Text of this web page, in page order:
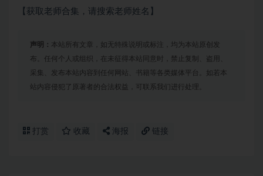
【获取老师合集，请搜索老师姓名】
声明： 本站所有文章，如无特殊说明或标注，均为本站原创发
布。任何个人或组织，在未征得本站同意时，禁止复制、盗用、
采集、发布本站内容到任何网站、书籍等各类媒体平台。如若本
站内容侵犯了原著者的合法权益，可联系我们进行处理。
打赏 收藏 海报 链接